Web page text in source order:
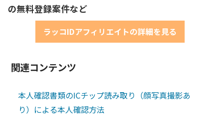
の無料登録案件など
ラッコIDアフィリエイトの詳細を見る
関連コンテンツ
本人確認書類のICチップ読み取り（顔写真撮影あ
り）による本人確認方法